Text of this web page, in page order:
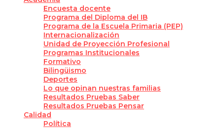
Encuesta docente
Programa del Diploma del IB
Programa de la Escuela Primaria (PEP)
Internacionalización
Unidad de Proyección Profesional
Programas Institucionales
Formativo
Bilingüismo
Deportes
Lo que opinan nuestras familias
Resultados Pruebas Saber
Resultados Pruebas Pensar
Calidad
Política